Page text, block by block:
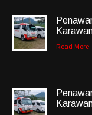
Read More